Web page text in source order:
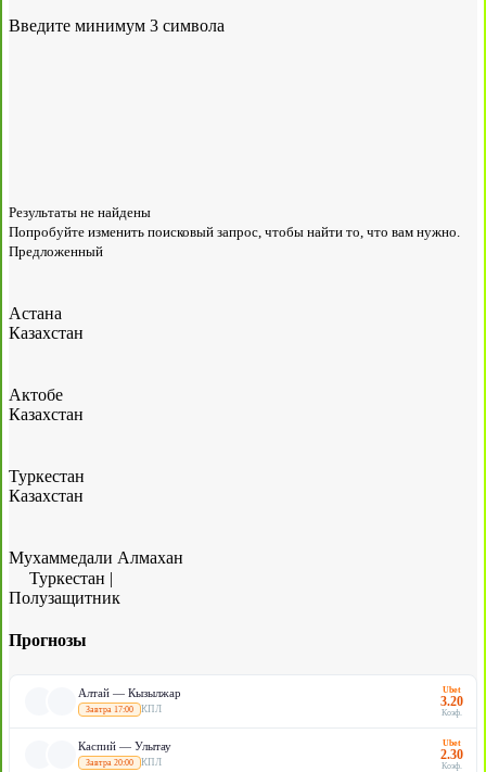
Введите минимум 3 символа
Результаты не найдены
Попробуйте изменить поисковый запрос, чтобы найти то, что вам нужно.
Предложенный
Астана
Казахстан
Актобе
Казахстан
Туркестан
Казахстан
Мухаммедали Алмахан
Туркестан |
Полузащитник
Прогнозы
Алтай — Кызылжар
Завтра 17:00 КПЛ
Ubet
3.20
Коэф.
Каспий — Улытау
Завтра 20:00 КПЛ
Ubet
2.30
Коэф.